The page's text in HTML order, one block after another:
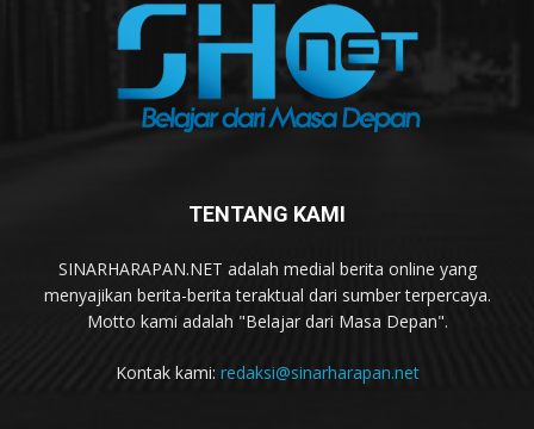
TENTANG KAMI
SINARHARAPAN.NET adalah medial berita online yang
menyajikan berita-berita teraktual dari sumber terpercaya.
Motto kami adalah "Belajar dari Masa Depan".
Kontak kami: redaksi@sinarharapan.net